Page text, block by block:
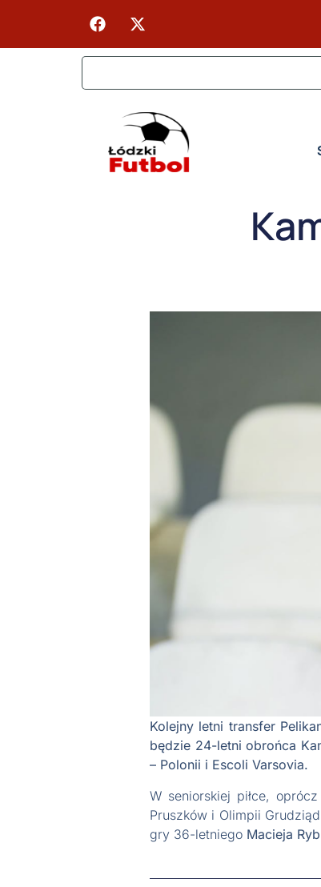
Kolejny letni transfer
będzie 24-letni obrońca
– Polonii i Escoli Varsovia.
W seniorskiej piłce,
Pruszków i Olimpii
gry 36-letniego Macieja